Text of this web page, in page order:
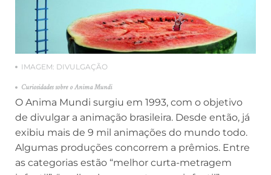
IMAGEM: DIVULGAÇÃO
Curiosidades sobre o Anima Mundi
O Anima Mundi surgiu em 1993, com o objetivo
de divulgar a animação brasileira. Desde então, já
exibiu mais de 9 mil animações do mundo todo.
Algumas produções concorrem a prêmios. Entre
as categorias estão “melhor curta-metragem